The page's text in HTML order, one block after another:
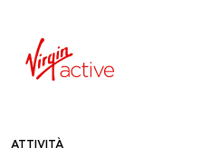
ATTIVITÀ